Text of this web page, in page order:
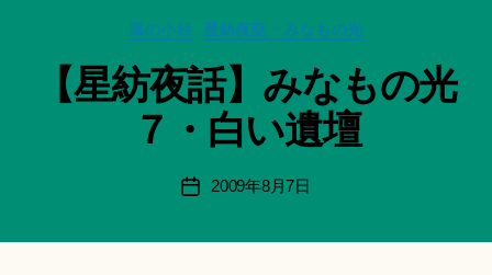
日
動
記
録・
品
IRISCALA
カ
リ
ー
風の小径 星紡夜話・みなもの光
【星紡夜話】みなもの光
７・白い遺壇
投
稿
:
智
日
月
＊
F
u
a
投
2009年8月7日